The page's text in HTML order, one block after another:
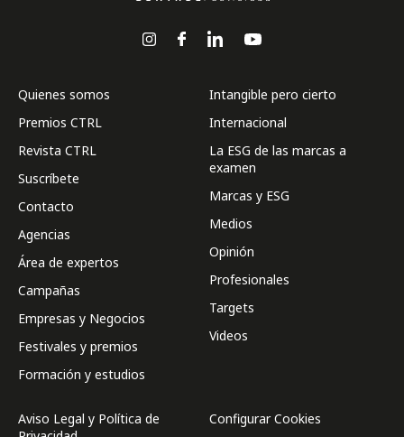
Quienes somos
Premios CTRL
Revista CTRL
Suscríbete
Contacto
Agencias
Área de expertos
Campañas
Empresas y Negocios
Festivales y premios
Formación y estudios
Intangible pero cierto
Internacional
La ESG de las marcas a
examen
Marcas y ESG
Medios
Opinión
Profesionales
Targets
Videos
Aviso Legal y Política de
Configurar Cookies